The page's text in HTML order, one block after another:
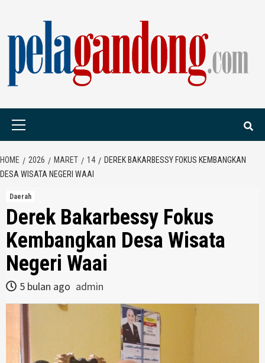
content
HOME 2026 MARET 14
DEREK BAKARBESSY FOKUS KEMBANGKAN
DESA WISATA NEGERI WAAI
Daerah
Derek Bakarbessy Fokus
Kembangkan Desa Wisata
Negeri Waai
5 bulan ago admin